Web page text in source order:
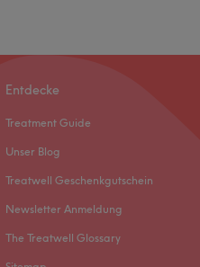
Entdecke
Treatment Guide
Unser Blog
Treatwell Geschenkgutschein
Newsletter Anmeldung
The Treatwell Glossary